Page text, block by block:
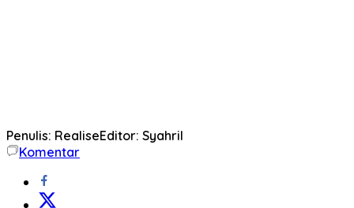
Penulis: RealiseEditor: Syahril
Komentar